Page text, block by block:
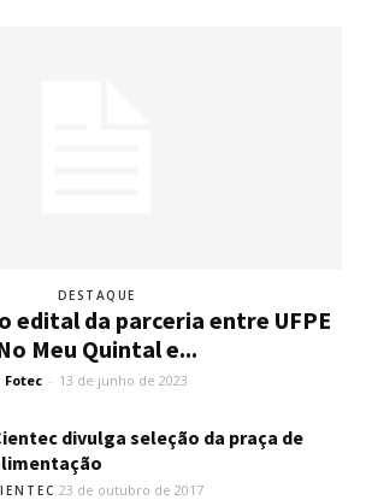
DESTAQUE
edital da parceria entre UFPE
Meu Quintal e...
Fotec - 13 de junho de 2023
divulga seleção da praça de
23 de outubro de 2017